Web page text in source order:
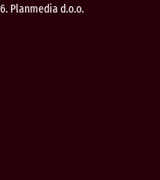
Planmedia d.o.o.